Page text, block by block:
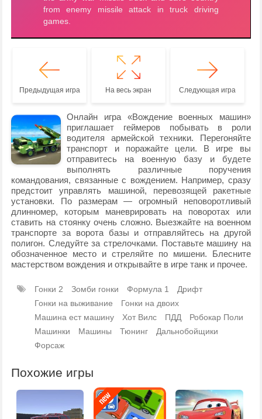
Предыдущая игра На весь экран Следующая игра
Онлайн игра «Вождение военных машин»
приглашает геймеров побывать в роли
водителя армейской техники. Перегоняйте
транспорт и поражайте цели. В игре вы
отправитесь на военную базу и будете
выполнять различные поручения
командования, связанные с вождением. Например, сразу
предстоит управлять машиной, перевозящей ракетные
установки. По размерам — огромный неповоротливый
длинномер, которым маневрировать на поворотах или
ставить на стоянку очень сложно. Выезжайте на военном
транспорте за ворота базы и отправляйтесь на другой
полигон. Следуйте за стрелочками. Поставьте машину на
обозначенное место и стреляйте по мишени. Блесните
мастерством вождения и открывайте в игре танк и прочее.
Гонки 2 Зомби гонки Формула 1
Дрифт
Гонки на выживание
Гонки на двоих
Машина ест машину
Хот Вилс ПДД
Робокар Поли
Машинки
Машины Тюнинг
Дальнобойщики
Форсаж
Похожие игры